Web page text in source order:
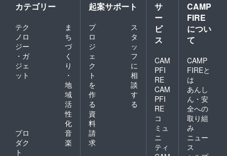
カテゴリー
テク
ノロ
ジー
・ガ
ジェ
ット
ま
ち
づ
く
り
・
地
域
活
性
化
プロ
ダク
ト
音
楽
起案サポート
プ
ロ
ジ
ェ
ク
ト
を
作
る
ス
タ
ッ
フ
に
相
談
す
る
資
料
請
求
サ
ー
ビ
ス
CAM
PFI
RE
CAM
PFI
RE
コ
ミュ
ニ
ティ
CAMP
FIRE
につい
て
CAMP
FIREと
は
あんし
ん・安
全への
取り組
み
ニュー
ス